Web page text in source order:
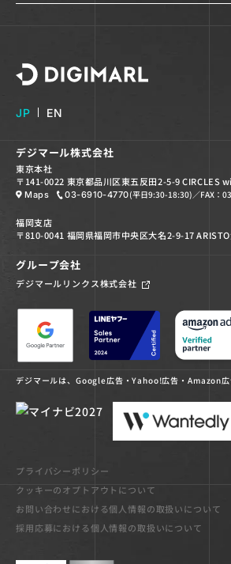
JP EN
デジマール株式会社
東京本社
〒141-0022 東京都品川区東五反田2-5-9 CIRCLES
Maps 03-6910-4770(平日9:30-18:30) ／FAX：
福岡支店
〒810-0041 福岡県福岡市中央区大名2-9-17
グループ会社
デジマールリンクス株式会社
デジマールは、Google広告・Yahoo!広告・Amazon広
プライバシーポリシー
クッキーのオプトアウトについて
お問い合わせにおける個人情報の取扱いについて
採用応募における個人情報の取扱いについて